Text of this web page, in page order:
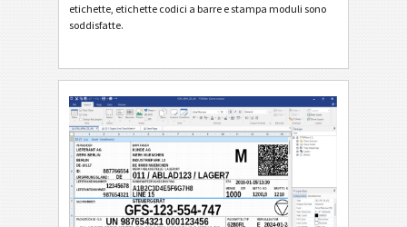
etichette, etichette codici a barre e stampa moduli sono
soddisfatte.